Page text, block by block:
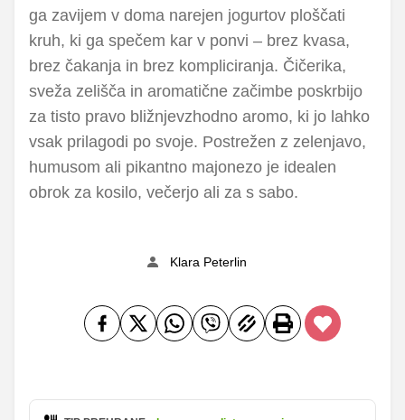
ga zavijem v doma narejen jogurtov ploščati
kruh, ki ga spečem kar v ponvi – brez kvasa,
brez čakanja in brez kompliciranja. Čičerika,
sveža zelišča in aromatične začimbe poskrbijo
za tisto pravo bližnjevzhodno aromo, ki jo lahko
vsak prilagodi po svoje. Postrežen z zelenjavo,
humusom ali pikantno majonezo je idealen
obrok za kosilo, večerjo ali za s sabo.
Klara Peterlin